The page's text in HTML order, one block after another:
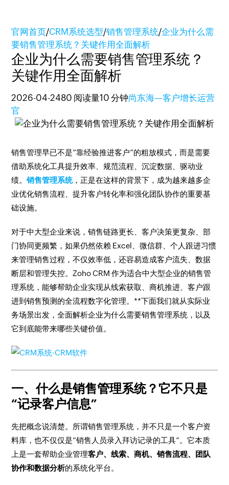
官网首页/CRM系统选型/销售管理系统/企业为什么需
要销售管理系统？关键作用全面解析
企业为什么需要销售管理系统？
关键作用全面解析
2026-04-2480 阅读量10 分钟尚东海—客户增长运营
官
销售管理早已不是“靠经验推进客户”的粗放模式，而是需要
借助系统化工具提升效率、规范流程、沉淀数据、驱动业
绩。销售管理系统，正是在这样的背景下，成为越来越多企
业优化销售流程、提升客户转化率和强化团队协作的重要基
础设施。
对于中大型企业来说，销售链路更长、客户决策更复杂、部
门协同更频繁，如果仍然依赖 Excel、微信群、个人跟进习惯
来管理销售过程，不仅效率低，还容易造成客户流失、数据
断层和管理失控。Zoho CRM 作为适合中大型企业的销售管
理系统，能够帮助企业实现从线索获取、商机推进、客户跟
进到销售预测的全流程数字化管理。**下面我们就从实际业
务场景出发，全面解析企业为什么需要销售管理系统，以及
它到底能带来哪些关键价值。
一、什么是销售管理系统？它不只是
“记录客户信息”
先把概念说清楚。所谓销售管理系统，并不只是一个客户资
料库，也不仅仅是“销售人员录入拜访记录的工具”。它本质
上是一套帮助企业管理客户、线索、商机、销售流程、团队
协作和数据分析的系统化平台。